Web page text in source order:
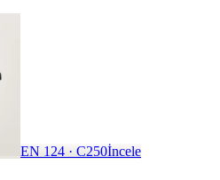
EN 124 · C250İncele